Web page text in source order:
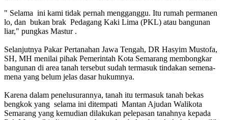
" Selama ini kami tidak pernah mengganggu. Itu rumah permanen
lo, dan bukan brak Pedagang Kaki Lima (PKL) atau bangunan
liar," pungkas Mastur .
Selanjutnya Pakar Pertanahan Jawa Tengah, DR Hasyim Mustofa,
SH, MH menilai pihak Pemerintah Kota Semarang membongkar
bangunan di area tanah tersebut sudah termasuk tindakan semena-
mena yang belum jelas dasar hukumnya.
Karena dalam penelusurannya, tanah itu termasuk tanah bekas
bengkok yang selama ini ditempati Mantan Ajudan Walikota
Semarang yang kemudian dilakukan pelepasan tanahnya kepada